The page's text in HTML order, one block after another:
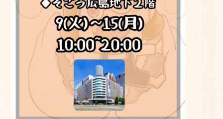
おかちゃんニュース
よくある質問
手作りキットの作り方
美味しいお召し上がり⽅
店舗情報